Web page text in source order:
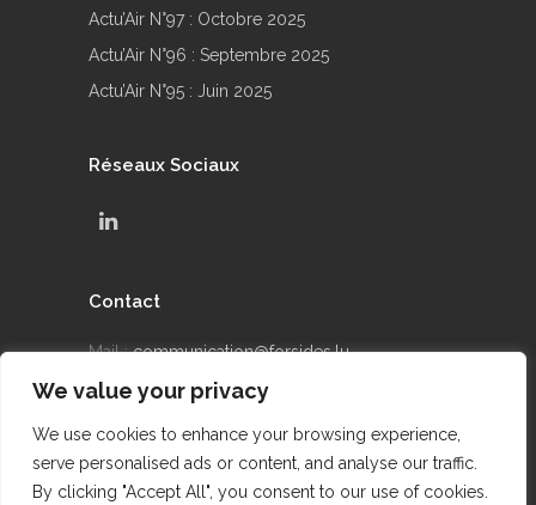
We value your privacy
We use cookies to enhance your browsing experience,
serve personalised ads or content, and analyse our traffic.
By clicking "Accept All", you consent to our use of cookies.
Actu’Air N°97 : Octobre 2025
Actu’Air N°96 : Septembre 2025
Actu’Air N°95 : Juin 2025
Réseaux Sociaux
Contact
Mail :communication@forsides.lu
Téléphone : +352 24 69 90 42